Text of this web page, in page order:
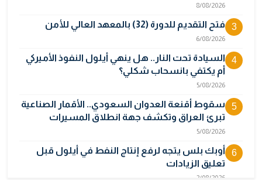
8/08/2026
3 فتح التقديم للدورة (32) بالمعهد العالي للأمن
6/08/2026
4
السيادة تحت النار.. هل ينهي أيلول النفوذ الأميركي
أم يكتفي بانسحاب شكلي؟
5/08/2026
5
سقوط أقنعة العدوان السعودي.. الأقمار الصناعية
تبرئ العراق وتكشف جهة انطلاق المسيرات
5/08/2026
6
أوبك بلس يتجه لرفع إنتاج النفط في أيلول قبل
تعليق الزيادات
2/08/2026